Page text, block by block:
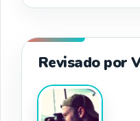
Revisado por